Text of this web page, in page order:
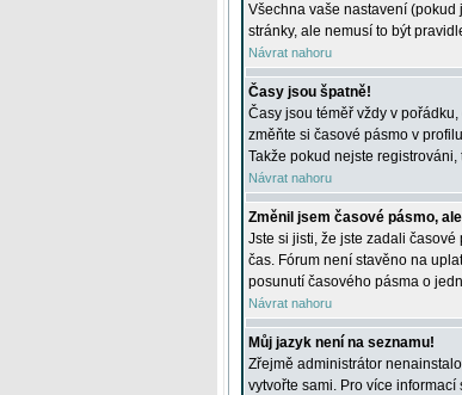
Všechna vaše nastavení
stránky, ale nemusí to být
Návrat nahoru
Časy jsou špatně!
Časy jsou téměř vždy v
změňte si časové pásmo v
Takže pokud nejste
Návrat nahoru
Změnil jsem časové pásmo,
Jste si jisti, že jste zadali
čas. Fórum není stavěno na
posunutí časového pásma o
Návrat nahoru
Můj jazyk není na seznamu!
Zřejmě administrátor
vytvořte sami. Pro více